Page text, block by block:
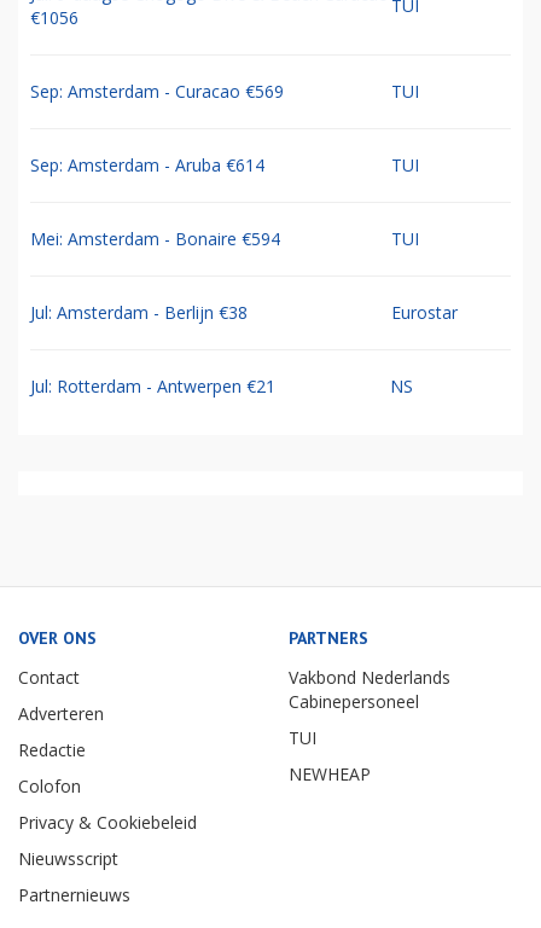
€1056
TUI
Sep: Amsterdam - Curacao €569 TUI
Sep: Amsterdam - Aruba €614 TUI
Mei: Amsterdam - Bonaire €594 TUI
Jul: Amsterdam - Berlijn €38 Eurostar
Jul: Rotterdam - Antwerpen €21 NS
OVER ONS
Contact
Adverteren
Redactie
Colofon
Privacy & Cookiebeleid
Nieuwsscript
Partnernieuws
PARTNERS
Vakbond Nederlands
Cabinepersoneel
TUI
NEWHEAP